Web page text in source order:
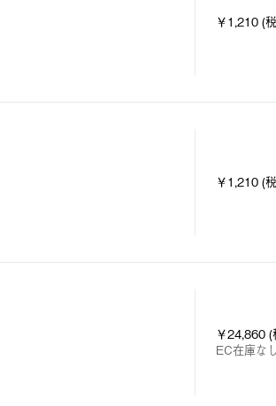
￥1,210 (
￥1,210 (
￥24,860 (
EC在庫な